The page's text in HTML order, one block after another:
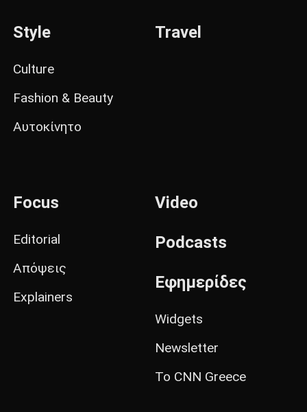
Style
Culture
Fashion & Beauty
Αυτοκίνητο
Travel
Focus
Editorial
Απόψεις
Explainers
Video
Podcasts
Εφημερίδες
Widgets
Newsletter
Το CNN Greece